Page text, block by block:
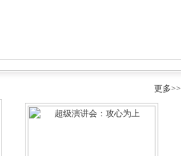
更多>>